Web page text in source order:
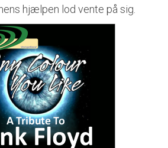
hjælpen lod vente på sig.